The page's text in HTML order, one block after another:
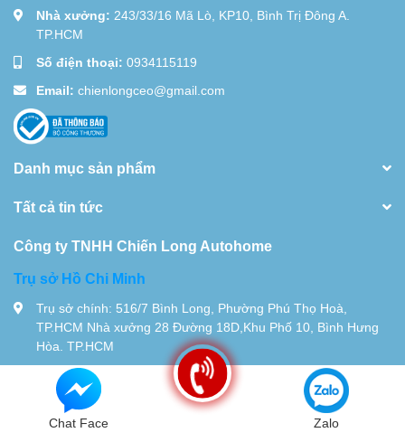
Nhà xưởng: 243/33/16 Mã Lò, KP10, Bình Trị Đông A.
TP.HCM
Số điện thoại: 0934115119
Email: chienlongceo@gmail.com
Danh mục sản phẩm
Tất cả tin tức
Công ty TNHH Chiến Long Autohome
Trụ sở Hồ Chi Minh
Trụ sở chính: 516/7 Bình Long, Phường Phú Thọ Hoà,
TP.HCM Nhà xưởng 28 Đường 18D,Khu Phố 10, Bình Hưng
Hòa. TP.HCM
Tel:0934115119
© Bản quyền thuộc về | Cung cấp bởi
Chat Face Zalo